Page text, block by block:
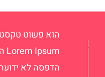
הוא פשוט
הדפסה לא